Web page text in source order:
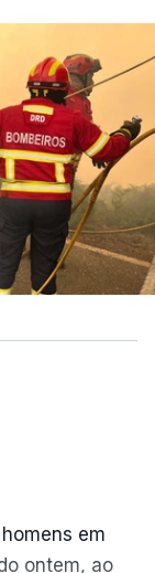
em
ontem, ao